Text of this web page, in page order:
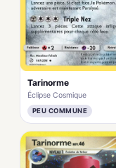
Tarinorme
Éclipse Cosmique
PEU COMMUNE